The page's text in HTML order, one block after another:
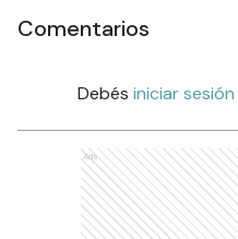
Comentarios
Debés iniciar sesión
Ads